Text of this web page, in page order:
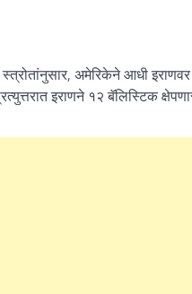
अमेरिकेने आधी
इराणने १२ बॅलिस्टिक